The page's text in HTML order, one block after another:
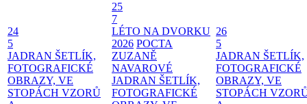
24
5
JADRAN ŠETLÍK,
FOTOGRAFICKÉ
OBRAZY, VE
STOPÁCH VZORŮ
25
7
LÉTO NA DVORKU
2026 POCTA
ZUZANĚ
NAVAROVÉ
JADRAN ŠETLÍK,
FOTOGRAFICKÉ
26
5
JADRAN ŠETLÍK,
FOTOGRAFICKÉ
OBRAZY, VE
STOPÁCH